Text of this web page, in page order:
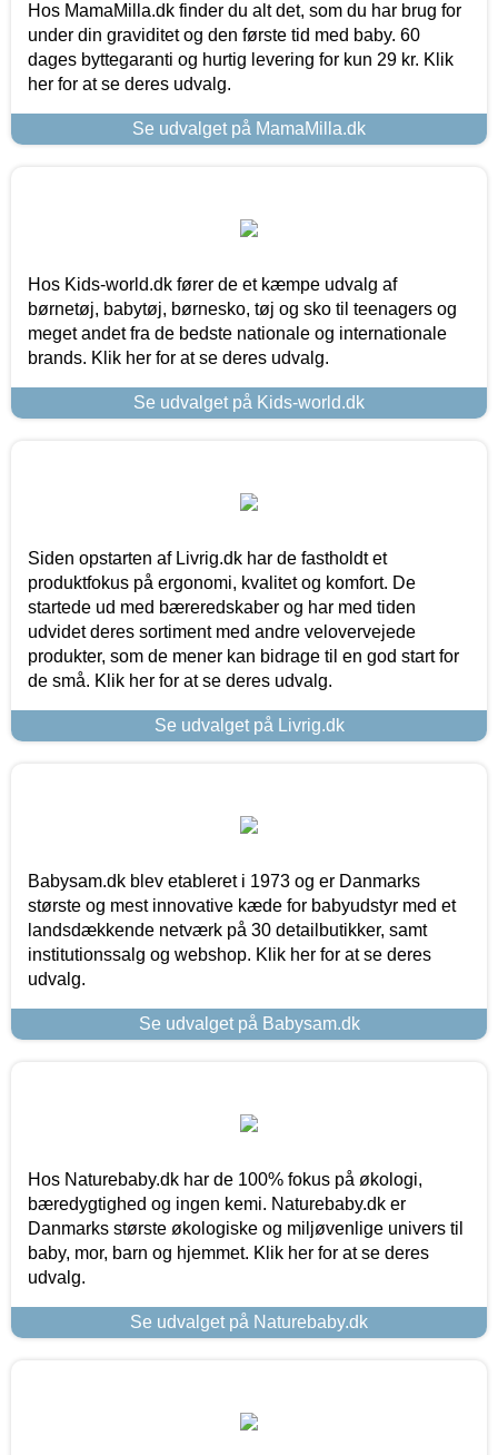
Hos MamaMilla.dk finder du alt det, som du har brug for
under din graviditet og den første tid med baby. 60
dages byttegaranti og hurtig levering for kun 29 kr. Klik
her for at se deres udvalg.
Se udvalget på MamaMilla.dk
Hos Kids-world.dk fører de et kæmpe udvalg af
børnetøj, babytøj, børnesko, tøj og sko til teenagers og
meget andet fra de bedste nationale og internationale
brands. Klik her for at se deres udvalg.
Se udvalget på Kids-world.dk
Siden opstarten af Livrig.dk har de fastholdt et
produktfokus på ergonomi, kvalitet og komfort. De
startede ud med bæreredskaber og har med tiden
udvidet deres sortiment med andre velovervejede
produkter, som de mener kan bidrage til en god start for
de små. Klik her for at se deres udvalg.
Se udvalget på Livrig.dk
Babysam.dk blev etableret i 1973 og er Danmarks
største og mest innovative kæde for babyudstyr med et
landsdækkende netværk på 30 detailbutikker, samt
institutionssalg og webshop. Klik her for at se deres
udvalg.
Se udvalget på Babysam.dk
Hos Naturebaby.dk har de 100% fokus på økologi,
bæredygtighed og ingen kemi. Naturebaby.dk er
Danmarks største økologiske og miljøvenlige univers til
baby, mor, barn og hjemmet. Klik her for at se deres
udvalg.
Se udvalget på Naturebaby.dk